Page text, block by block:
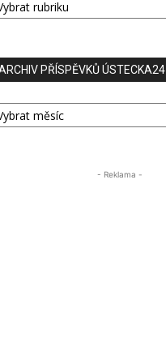
PŘÍSPĚVKŮ ÚSTECKA24
- Reklama -